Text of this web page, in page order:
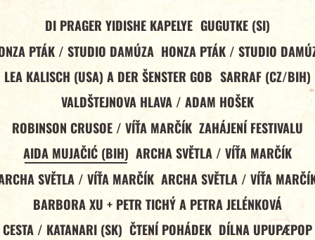
DI PRAGER YIDISHE KAPELYE GUGUTKE (SI)
PTÁK / STUDIO DAMÚZA HONZA PTÁK / STUDIO
LEA KALISCH (USA) A DER ŠENSTER GOB SARRAF (CZ/BIH)
VALDŠTEJNOVA HLAVA / ADAM HOŠEK
ROBINSON CRUSOE / VÍŤA MARČÍK ZAHÁJENÍ FESTIVALU
AIDA MUJAČIĆ (BIH) ARCHA SVĚTLA / VÍŤA MARČÍK
SVĚTLA / VÍŤA MARČÍK ARCHA SVĚTLA / VÍŤA
BARBORA XU + PETR TICHÝ A PETRA JELÉNKOVÁ
CESTA / KATANARI (SK) ČTENÍ POHÁDEK DÍLNA UPUPÆPOP